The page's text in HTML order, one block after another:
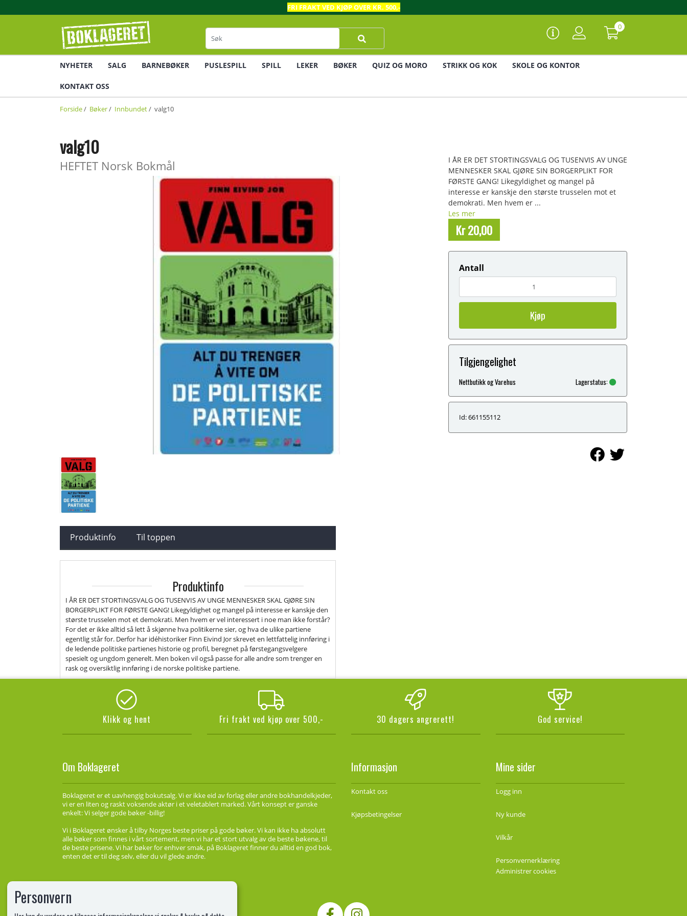
FRI FRAKT VED KJØP OVER KR. 500,-
0
NYHETER SALG BARNEBØKER PUSLESPILL SPILL LEKER BØKER QUIZ OG MORO STRIKK OG KOK SKOLE OG KONTOR
KONTAKT OSS
Forside/ Bøker/ Innbundet/ valg10
valg10
HEFTET Norsk Bokmål
I ÅR ER DET STORTINGSVALG OG TUSENVIS AV UNGE
MENNESKER SKAL GJØRE SIN BORGERPLIKT FOR
FØRSTE GANG! Likegyldighet og mangel på
interesse er kanskje den største trusselen mot et
demokrati. Men hvem er ...
Les mer
Kr 20,00
Antall
Kjøp
Tilgjengelighet
Nettbutikk og Varehus Lagerstatus:
Id: 661155112
Produktinfo Til toppen
Produktinfo
I ÅR ER DET STORTINGSVALG OG TUSENVIS AV UNGE MENNESKER SKAL GJØRE SIN
BORGERPLIKT FOR FØRSTE GANG! Likegyldighet og mangel på interesse er kanskje den
største trusselen mot et demokrati. Men hvem er vel interessert i noe man ikke forstår?
For det er ikke alltid så lett å skjønne hva politikerne sier, og hva de ulike partiene
egentlig står for. Derfor har idéhistoriker Finn Eivind Jor skrevet en lettfattelig innføring i
de ledende politiske partienes historie og profil, beregnet på førstegangsvelgere
spesielt og ungdom generelt. Men boken vil også passe for alle andre som trenger en
rask og oversiktlig innføring i de norske politiske partiene.
Klikk og hent Fri frakt ved kjøp over 500,- 30 dagers angrerett! God service!
Om Boklageret
Boklageret er et uavhengig bokutsalg. Vi er ikke eid av forlag eller andre bokhandelkjeder,
vi er en liten og raskt voksende aktør i et veletablert marked. Vårt konsept er ganske
enkelt: Vi selger gode bøker -billig!
Vi i Boklageret ønsker å tilby Norges beste priser på gode bøker. Vi kan ikke ha absolutt
alle bøker som finnes i vårt sortement, men vi har et stort utvalg av de beste bøkene, til
de beste prisene. Vi har bøker for enhver smak, på Boklageret finner du alltid en god bok,
enten det er til deg selv, eller du vil glede andre.
Informasjon
Kontakt oss
Kjøpsbetingelser
Mine sider
Logg inn
Ny kunde
Vilkår
Personvernerklæring
Administrer cookies
Personvern